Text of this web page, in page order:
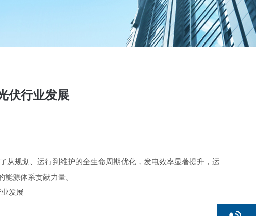
伏行业发展
从规划、运行到维护的全生命周期优化，发电效率显著提升，运
源体系贡献力量。